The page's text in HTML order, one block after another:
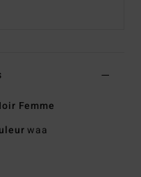
Femme
waa